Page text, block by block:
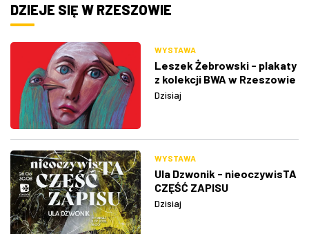
DZIEJE SIĘ W RZESZOWIE
WYSTAWA
Leszek Żebrowski - plakaty
z kolekcji BWA w Rzeszowie
Dzisiaj
WYSTAWA
Ula Dzwonik - nieoczywisTA
CZĘŚĆ ZAPISU
Dzisiaj